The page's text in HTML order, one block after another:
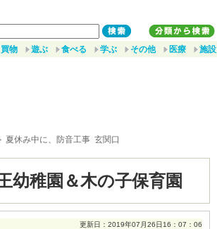
買物 遊ぶ 食べる 学ぶ その他 医療 施設
夏休み中に、防音工事 玄関口
稚園＆木の子保育園
更新日：2019年07月26日16：07：06